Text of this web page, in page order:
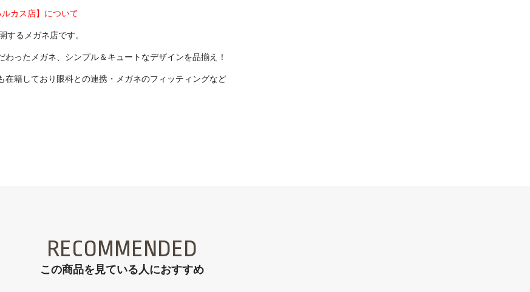
カス店】について
するメガネ店です。
ったメガネ、シンプル＆キュートなデザインを品揃え！
在籍しており眼科との連携・メガネのフィッティングなど
RECOMMENDED
この商品を見ている⼈におすすめ